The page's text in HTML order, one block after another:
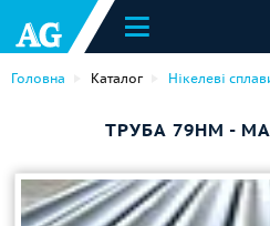
Головна Каталог Нікелеві
ТРУБА 79НМ -